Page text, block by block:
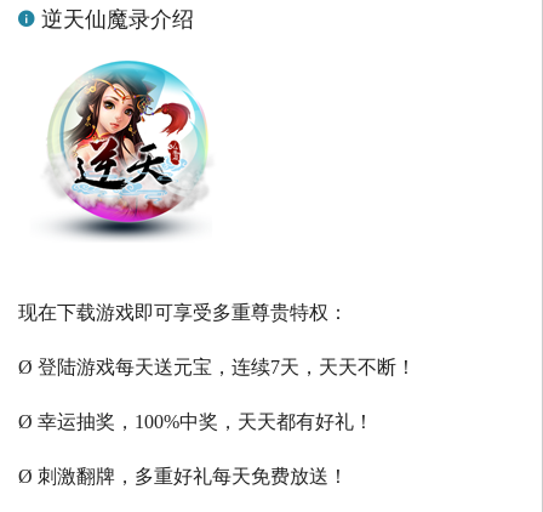
逆天仙魔录介绍
现在下载游戏即可享受多重尊贵特权：
Ø 登陆游戏每天送元宝，连续7天，天天不断！
Ø 幸运抽奖，100%中奖，天天都有好礼！
Ø 刺激翻牌，多重好礼每天免费放送！